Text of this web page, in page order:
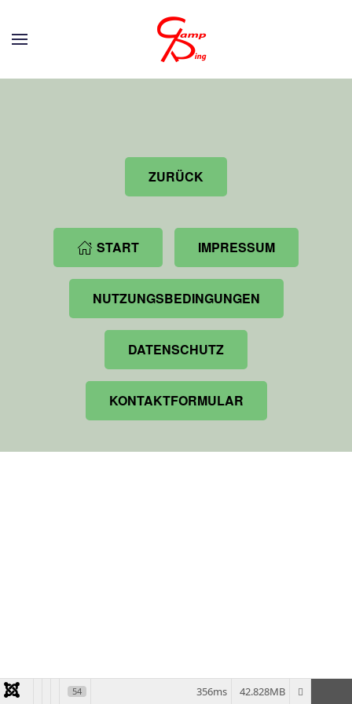
Zum Hauptinhalt springen
ZURÜCK
START IMPRESSUM
NUTZUNGSBEDINGUNGEN
DATENSCHUTZ
KONTAKTFORMULAR
54 42.828MB
356ms